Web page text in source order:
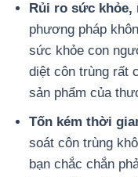
Rủi ro sức
phương pháp
sức khỏe con
diệt côn trùng rất
sản phẩm của
Tốn kém thời
soát côn trùng
bạn chắc chắn